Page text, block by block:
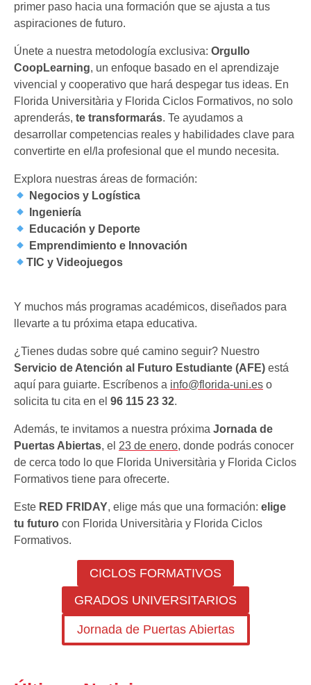
primer paso hacia una formación que se ajusta a tus
aspiraciones de futuro.
Únete a nuestra metodología exclusiva: Orgullo
CoopLearning, un enfoque basado en el aprendizaje
vivencial y cooperativo que hará despegar tus ideas. En
Florida Universitària y Florida Ciclos Formativos, no solo
aprenderás, te transformarás. Te ayudamos a
desarrollar competencias reales y habilidades clave para
convertirte en el/la profesional que el mundo necesita.
Explora nuestras áreas de formación:
Negocios y Logística
Ingeniería
Educación y Deporte
Emprendimiento e Innovación
TIC y Videojuegos
Y muchos más programas académicos, diseñados para
llevarte a tu próxima etapa educativa.
¿Tienes dudas sobre qué camino seguir? Nuestro
Servicio de Atención al Futuro Estudiante (AFE) está
aquí para guiarte. Escríbenos a info@florida-uni.es o
solicita tu cita en el 96 115 23 32.
Además, te invitamos a nuestra próxima Jornada de
Puertas Abiertas, el 23 de enero, donde podrás conocer
de cerca todo lo que Florida Universitària y Florida Ciclos
Formativos tiene para ofrecerte.
Este RED FRIDAY, elige más que una formación: elige
tu futuro con Florida Universitària y Florida Ciclos
Formativos.
CICLOS FORMATIVOS
GRADOS UNIVERSITARIOS
Jornada de Puertas Abiertas